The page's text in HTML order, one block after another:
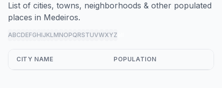
List of cities, towns, neighborhoods & other populated
places in Medeiros.
ABCDEFGHIJKLMNOPQRSTUVWXYZ
CITY NAME POPULATION